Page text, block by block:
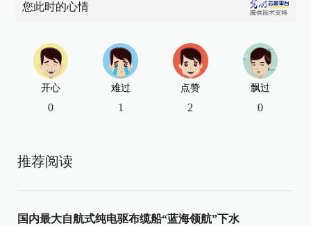
您此时的心情
开心
0
难过
1
点赞
2
飘过
0
推荐阅读
国内最大自航式纯电驱布缆船“蓝海领航”下水